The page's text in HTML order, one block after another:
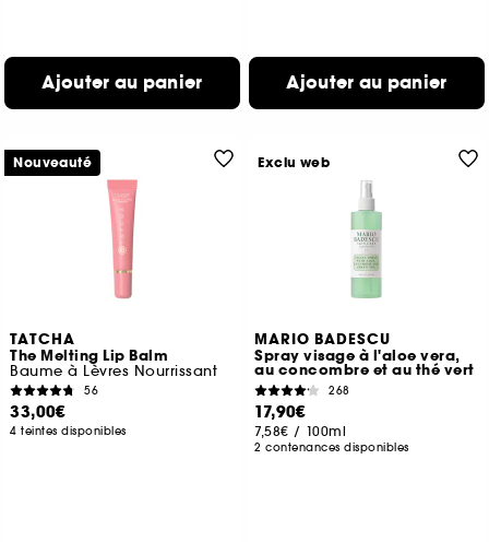
Ajouter au panier Ajouter au panier
TATCHA
The Melting Lip Balm
Baume à Lèvres Nourrissant
56
33,00€
4 teintes disponibles
Nouveauté
MARIO BADESCU
Spray visage à l'aloe vera,
au concombre et au thé vert
268
17,90€
7,58€ / 100ml
2 contenances disponibles
Exclu web